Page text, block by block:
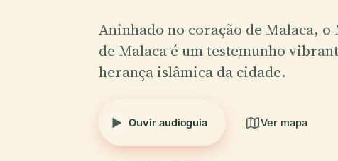
Aninhado no coração de Malaca, o
de Malaca é um testemunho
herança islâmica da cidade.
Ouvir audioguia Ver mapa